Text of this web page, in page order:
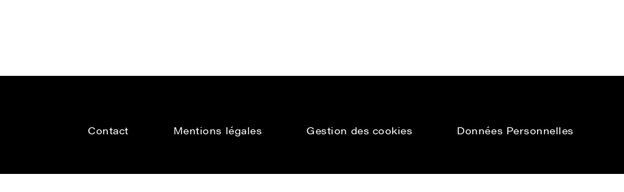
Contact Mentions légales Gestion des cookies Données Personnelles